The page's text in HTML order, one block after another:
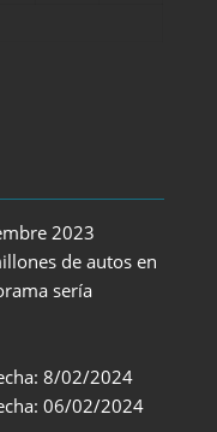
2023
de autos en
sería
8/02/2024
06/02/2024